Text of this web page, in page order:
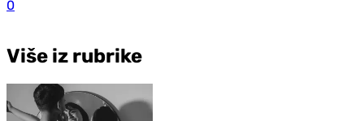
0
Više iz rubrike